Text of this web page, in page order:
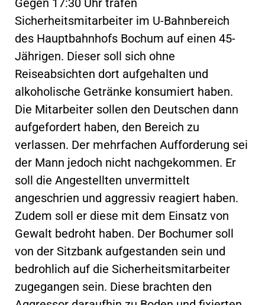
Gegen 17:30 Uhr trafen
Sicherheitsmitarbeiter im U-Bahnbereich
des Hauptbahnhofs Bochum auf einen 45-
Jährigen. Dieser soll sich ohne
Reiseabsichten dort aufgehalten und
alkoholische Getränke konsumiert haben.
Die Mitarbeiter sollen den Deutschen dann
aufgefordert haben, den Bereich zu
verlassen. Der mehrfachen Aufforderung sei
der Mann jedoch nicht nachgekommen. Er
soll die Angestellten unvermittelt
angeschrien und aggressiv reagiert haben.
Zudem soll er diese mit dem Einsatz von
Gewalt bedroht haben. Der Bochumer soll
von der Sitzbank aufgestanden sein und
bedrohlich auf die Sicherheitsmitarbeiter
zugegangen sein. Diese brachten den